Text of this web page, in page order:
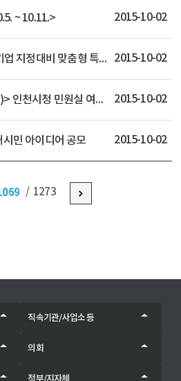
~ 10.11.> 2015-10-02
2015 인천형 예비사회적기업 지정대비 맞춤형 특화교육 2015-10-02
<2015.10.3(토), 10.10(토)> 인천시청 민원실 여권업무 토요일 휴무안내 2015-10-02
민 아이디어 공모 2015-10-02
1273
직속기관/사업소 등
의회